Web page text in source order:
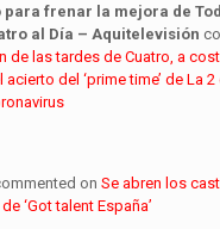
para frenar la mejora de
al Día – Aquitelevisión
de las tardes de Cuatro, a
acierto del ‘prime time’ de La 2
onSe abren los
‘Got talent España’